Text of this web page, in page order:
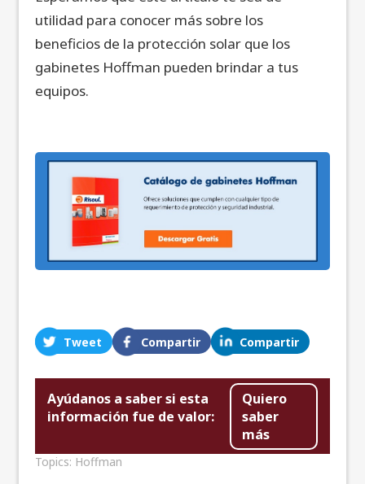
utilidad para conocer más sobre los
beneficios de la protección solar que los
gabinetes Hoffman pueden brindar a tus
equipos.
Tweet Compartir Compartir
Ayúdanos a saber si esta
información fue de valor:
Quiero
saber
más
Topics: Hoffman